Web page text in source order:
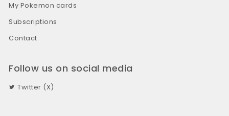
My Pokemon cards
Subscriptions
Contact
Follow us on social media
Twitter (X)